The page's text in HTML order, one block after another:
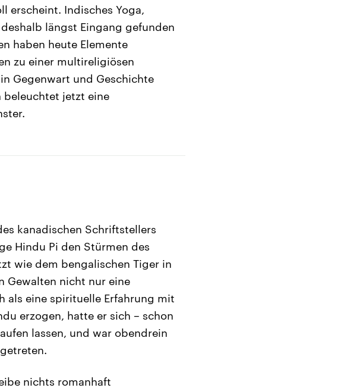
erscheint. Indisches Yoga,
längst Eingang gefunden
haben heute Elemente
zu einer multireligiösen
Gegenwart und Geschichte
beleuchtet jetzt eine
kanadischen Schriftstellers
Hindu Pi den Stürmen des
wie dem bengalischen Tiger in
Gewalten nicht nur eine
als eine spirituelle Erfahrung mit
erzogen, hatte er sich – schon
lassen, und war obendrein
nichts romanhaft